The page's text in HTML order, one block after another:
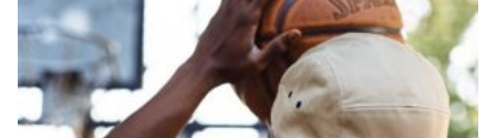
être
choisies
sur
la
page